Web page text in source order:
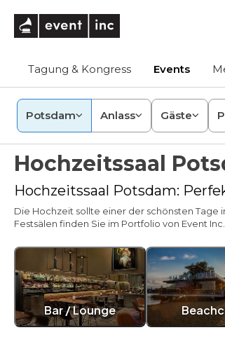
Tagung & Kongress Events
Potsdam Anlass Gäste
Hochzeitssaal
Hochzeitssaal Potsdam:
Die Hochzeit sollte einer der schönsten Tage
Festsälen finden Sie im Portfolio von Event
Bar / Lounge